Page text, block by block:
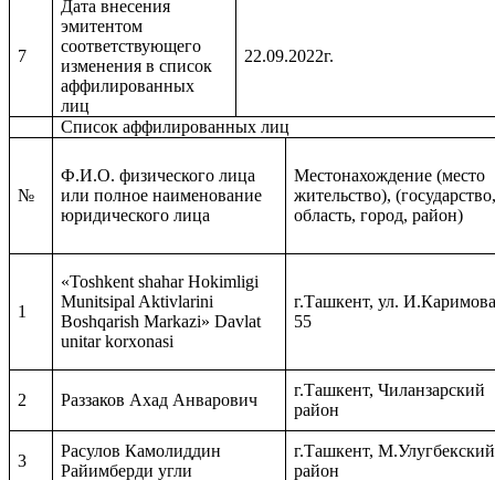
7
Дата внесения
эмитентом
соответствующего
изменения в список
аффилированных
лиц
22.09.2022г.
Список аффилированных лиц
№
Ф.И.О. физического лица
или полное наименование
юридического лица
Местонахождение (место
жительство),
область, город, район)
1
«Toshkent shahar Hokimligi
Munitsipal Aktivlarini
Boshqarish Markazi» Davlat
unitar korxonasi
г.Ташкент, ул.
55
2 Раззаков Ахад Анварович
г.Ташкент, Чиланзарский
район
3
Расулов Камолиддин
Райимберди угли
г.Ташкент, М.Улугбекский
район